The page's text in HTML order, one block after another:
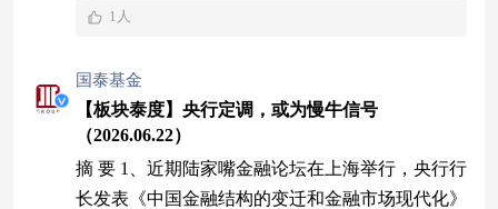
1人
国泰基金
【板块泰度】央行定调，或为慢牛信号
（2026.06.22）
摘 要 1、近期陆家嘴金融论坛在上海举行，央行行
长发表《中国金融结构的变迁和金融市场现代化》